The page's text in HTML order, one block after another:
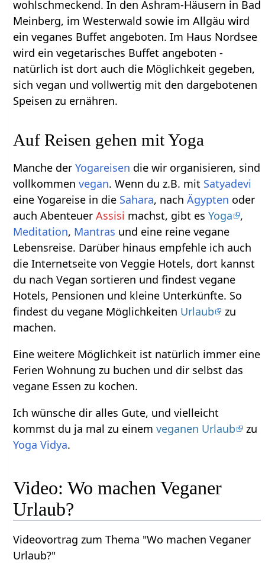
wohlschmeckend. In den Ashram-Häusern in Bad
Meinberg, im Westerwald sowie im Allgäu wird
ein veganes Buffet angeboten. Im Haus Nordsee
wird ein vegetarisches Buffet angeboten -
natürlich ist dort auch die Möglichkeit gegeben,
sich vegan und vollwertig mit den dargebotenen
Speisen zu ernähren.
Auf Reisen gehen mit Yoga
Manche derYogareisen die wir organisieren, sind
vollkommenvegan. Wenn du z.B. mit Satyadevi
eine Yogareise in die Sahara, nachÄgypten oder
auch AbenteuerAssisi machst, gibt esYoga
,
Meditation, Mantras und eine reine vegane
Lebensreise. Darüber hinaus empfehle ich auch
die Internetseite von Veggie Hotels, dort kannst
du nach Vegan sortieren und findest vegane
Hotels, Pensionen und kleine Unterkünfte. So
findest du vegane Möglichkeiten Urlaub
zu
machen.
Eine weitere Möglichkeit ist natürlich immer eine
Ferien Wohnung zu buchen und dir selbst das
vegane Essen zu kochen.
Ich wünsche dir alles Gute, und vielleicht
kommst du ja mal zu einemveganen Urlaub
zu
Yoga Vidya.
Video: Wo machen Veganer
Urlaub?
Videovortrag zum Thema "Wo machen Veganer
Urlaub?"